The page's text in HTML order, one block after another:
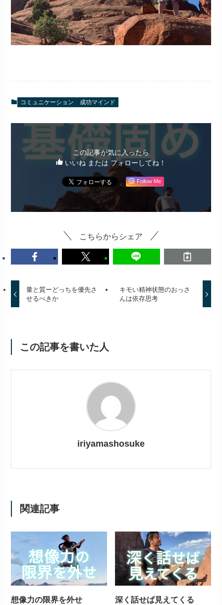
コミュニケーション 成功マインド
この記事が気に入ったら
いいね または フォローしてね！
Follow Me
こちらからシェア
量と質ーどっちを優先さ
せるべきか
キモい精神状態のおっさ
んは依存思考
この記事を書いた人
iriyamashosuke
関連記事
想像力の限界を外せ 深く話せば見えてくる